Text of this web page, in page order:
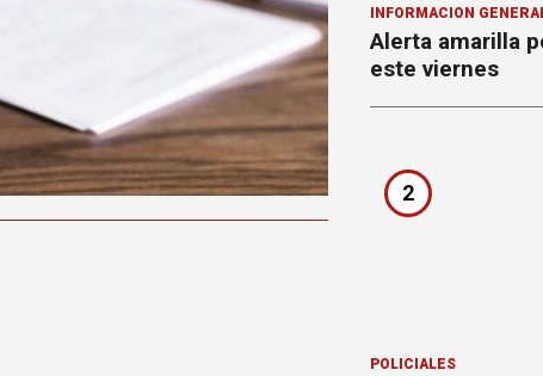
INFORMACION
Alerta amarilla
este viernes
2
POLICIALES